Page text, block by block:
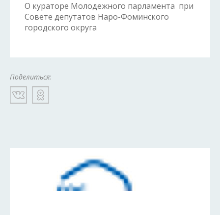
О кураторе Молодежного парламента при
Совете депутатов Наро-Фоминского
городского округа
Поделиться: